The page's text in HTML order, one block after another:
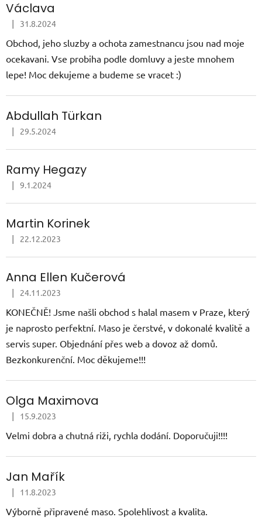
Václava
Hodnocení obchodu je 5 z 5 hvězdiček.
| 31.8.2024
Obchod, jeho sluzby a ochota zamestnancu jsou nad moje
ocekavani. Vse probiha podle domluvy a jeste mnohem
lepe! Moc dekujeme a budeme se vracet :)
Abdullah Türkan
Hodnocení obchodu je 5 z 5 hvězdiček.
| 29.5.2024
Ramy Hegazy
Hodnocení obchodu je 5 z 5 hvězdiček.
| 9.1.2024
Martin Korinek
Hodnocení obchodu je 5 z 5 hvězdiček.
| 22.12.2023
Anna Ellen Kučerová
Hodnocení obchodu je 5 z 5 hvězdiček.
| 24.11.2023
KONEČNĚ! Jsme našli obchod s halal masem v Praze, který
je naprosto perfektní. Maso je čerstvé, v dokonalé kvalitě a
servis super. Objednání přes web a dovoz až domů.
Bezkonkurenční. Moc děkujeme!!!
Olga Maximova
Hodnocení obchodu je 5 z 5 hvězdiček.
| 15.9.2023
Velmi dobra a chutná riži, rychla dodání. Doporučuji!!!!
Jan Mařík
Hodnocení obchodu je 5 z 5 hvězdiček.
| 11.8.2023
Výborně připravené maso. Spolehlivost a kvalita.